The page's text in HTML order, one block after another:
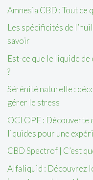
Amnesia CBD : Tout ce
Les spécificités de
savoir
Est-ce que le liquide
?
Sérénité naturelle :
gérer le stress
OCLOPE : Découverte
liquides pour une
CBD Spectrof | C’est
Alfaliquid : Découvrez